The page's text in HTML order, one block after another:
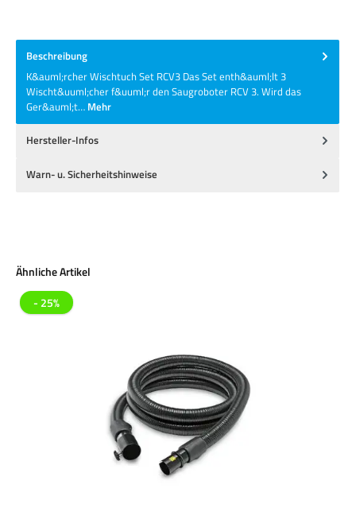
Beschreibung
K&auml;rcher Wischtuch Set RCV3 Das Set enth&auml;lt 3
Wischt&uuml;cher f&uuml;r den Saugroboter RCV 3. Wird das
Ger&auml;t… Mehr
Hersteller-Infos
Warn- u. Sicherheitshinweise
Produktgalerie überspringen
Ähnliche Artikel
- 25%